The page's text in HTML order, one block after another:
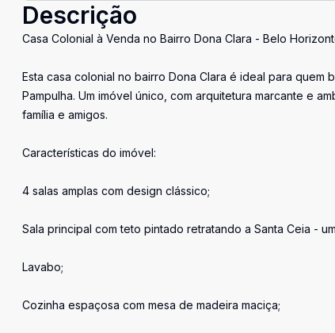
Descrição
Casa Colonial à Venda no Bairro Dona Clara - Belo
Esta casa colonial no bairro Dona Clara é ideal para
Pampulha. Um imóvel único, com arquitetura marcante e
família e amigos.
Características do imóvel:
4 salas amplas com design clássico;
Sala principal com teto pintado retratando a Santa Ceia -
Lavabo;
Cozinha espaçosa com mesa de madeira maciça;